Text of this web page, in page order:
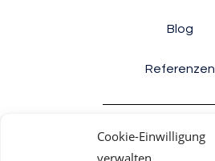
Cookie-Einwilligung
verwalten
Blog
Referenzen
Informacije